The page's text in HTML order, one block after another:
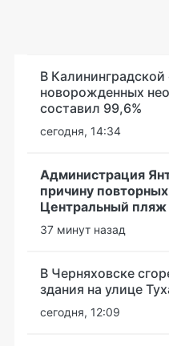
В Калининградской
новорожденных
составил 99,6%
сегодня, 14:34
Администрация
причину
Центральный пляж
37 минут назад
В Черняховске
здания на улице
сегодня, 12:09